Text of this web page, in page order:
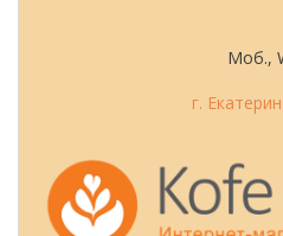
Моб.,
г.